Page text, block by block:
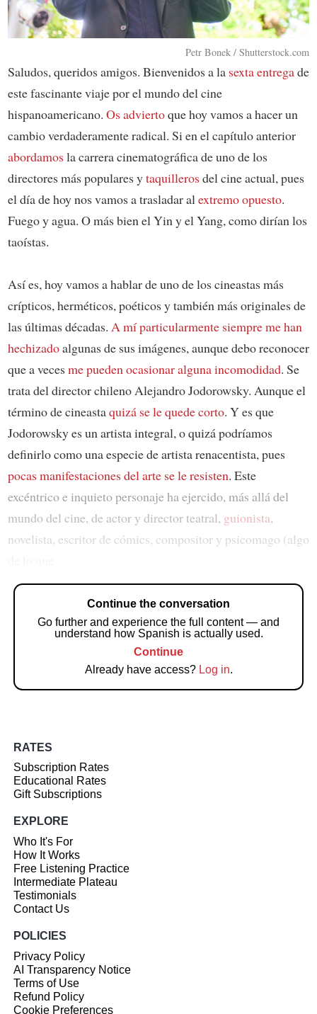
Petr Bonek / Shutterstock.com
Saludos, queridos amigos. Bienvenidos a la sexta entregade
este fascinante viaje por el mundo del cine
hispanoamericano. Os adviertoque hoy vamos a hacer un
cambio verdaderamente radical. Si en el capítulo anterior
abordamosla carrera cinematográfica de uno de los
directores más populares ytaquillerosdel cine actual, pues
el día de hoy nos vamos a trasladar alextremo opuesto.
Fuego y agua. O más bien el Yin y el Yang, como dirían los
taoístas.
Así es, hoy vamos a hablar de uno de los cineastas más
crípticos, herméticos, poéticos y también más originales de
las últimas décadas. A mí particularmente siempre me han
hechizadoalgunas de sus imágenes, aunque debo reconocer
que a vecesme pueden ocasionar alguna incomodidad. Se
trata del director chileno Alejandro Jodorowsky. Aunque el
término de cineastaquizá se le quede corto. Y es que
Jodorowsky es un artista integral, o quizá podríamos
definirlo como una especie de artista renacentista, pues
pocas manifestaciones del arte se le resisten. Este
excéntrico e inquieto personaje ha ejercido, más allá del
mundo del cine, de actor y director teatral, guionista,
novelista, escritor de cómics, compositor y psicomago (algo
Continue the conversation
Go further and experience the full content — and
understand how Spanish is actually used.
Continue
Already have access? Log in.
RATES
Subscription Rates
Educational Rates
Gift Subscriptions
EXPLORE
Who It's For
How It Works
Free Listening Practice
Intermediate Plateau
Testimonials
Contact Us
POLICIES
Privacy Policy
AI Transparency Notice
Terms of Use
Refund Policy
Cookie Preferences